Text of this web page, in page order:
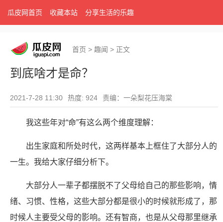
瓜皮网首页 收藏本站 分享生活的乐趣
首页 > 趣闻 > 正文
到底啥才是命？
2021-7-28 11:30 热度: 924 责编：一朵梨花压海棠
我这些年对“命”有这么两个维度理解：
出生家庭和所处时代，这两样基本上框住了大部分人的
一生。我给大家仔细分析下。
大部分人一辈子都摆脱不了父母给自己的那些影响，情
绪、习惯、性格，这些大部分都是很小的时候就形成了，那
时候人主要受父母的影响。还有智商，也是从父母那里继承